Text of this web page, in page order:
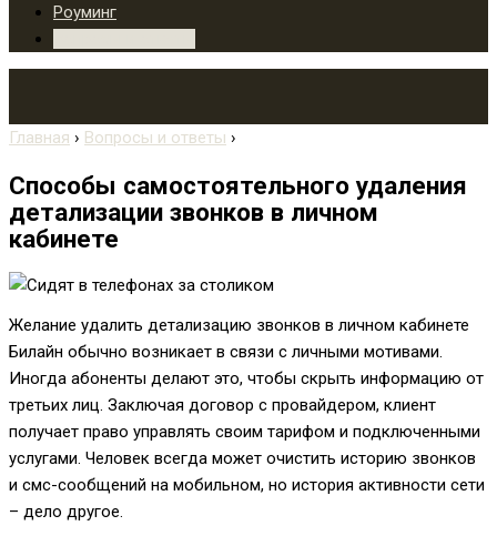
Роуминг
Главная › Вопросы и ответы ›
Способы самостоятельного удаления
детализации звонков в личном
кабинете
Желание удалить детализацию звонков в личном кабинете
Билайн обычно возникает в связи с личными мотивами.
Иногда абоненты делают это, чтобы скрыть информацию от
третьих лиц. Заключая договор с провайдером, клиент
получает право управлять своим тарифом и подключенными
услугами. Человек всегда может очистить историю звонков
и смс-сообщений на мобильном, но история активности сети
– дело другое.